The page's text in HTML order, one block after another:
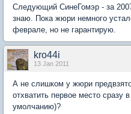
Следующий СинеГомэр - за
знаю. Пока жюри немного
феврале, но не гарантирую.
kro44i
13 Jan 2011
А не слишком у жюри
отхватить первое место сразу
умолчанию)?